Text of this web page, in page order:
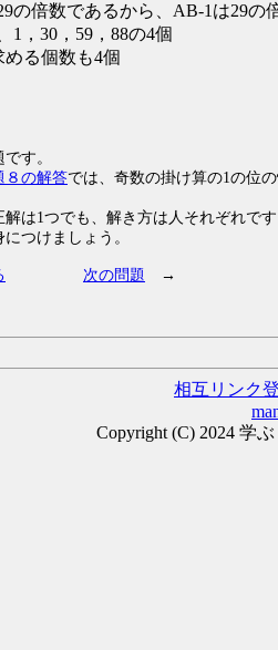
の倍数であるから、AB-1は29の
1，30，59，88の4個
める個数も4個
す。
８の解答では、奇数の掛け算の1の位
は1つでも、解き方は人それぞれで
つけましょう。
次の問題 →
相互リンク
Copyright (C) 2024 学